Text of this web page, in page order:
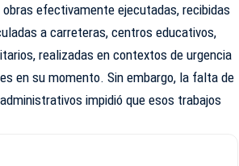
efectivamente ejecutadas, recibidas
a carreteras, centros educativos,
realizadas en contextos de urgencia
en su momento. Sin embargo, la falta de
impidió que esos trabajos